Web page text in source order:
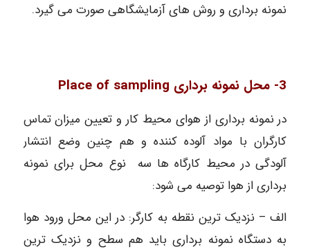
نمونه برداری و روش های آزمایشگاهی صورت می گیرد.
3- محل نمونه برداری Place of sampling
در نمونه برداری از هوای محیط کار و تعیین میزان تماس
کارگران با مواد آلوده کننده و هم چنین وضع انتشار
آلودگی در محیط کارگاه ها سه نوع محل برای نمونه
برداری از هوا توصیه می شود:
الف – نزدیک ترین نقطه به کارگر: در این محل ورود هوا
به دستگاه نمونه برداری باید هم سطح و نزدیک ترین